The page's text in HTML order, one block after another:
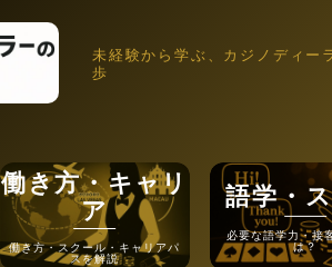
未経験から学ぶ、カジノディー
歩
カジノディ
働き方・スクール・キャリアパ
スを解説
働き方・キャリ
ア
必要な語学力・接
は？
語学・